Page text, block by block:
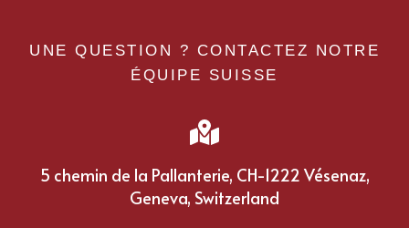
UNE QUESTION ? CONTACTEZ NOTRE
ÉQUIPE SUISSE
5 chemin de la Pallanterie, CH-1222 Vésenaz,
Geneva, Switzerland